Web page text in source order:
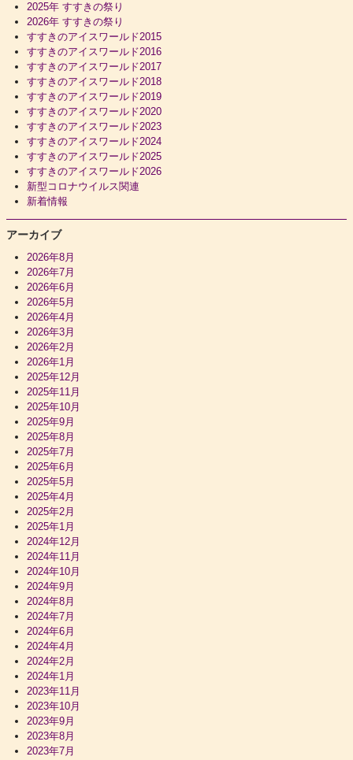
2025年 すすきの祭り
2026年 すすきの祭り
すすきのアイスワールド2015
すすきのアイスワールド2016
すすきのアイスワールド2017
すすきのアイスワールド2018
すすきのアイスワールド2019
すすきのアイスワールド2020
すすきのアイスワールド2023
すすきのアイスワールド2024
すすきのアイスワールド2025
すすきのアイスワールド2026
新型コロナウイルス関連
新着情報
アーカイブ
2026年8月
2026年7月
2026年6月
2026年5月
2026年4月
2026年3月
2026年2月
2026年1月
2025年12月
2025年11月
2025年10月
2025年9月
2025年8月
2025年7月
2025年6月
2025年5月
2025年4月
2025年2月
2025年1月
2024年12月
2024年11月
2024年10月
2024年9月
2024年8月
2024年7月
2024年6月
2024年4月
2024年2月
2024年1月
2023年11月
2023年10月
2023年9月
2023年8月
2023年7月